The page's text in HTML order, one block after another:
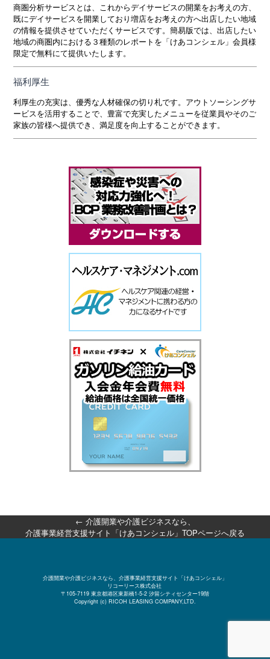
商圏分析サービスとは、これからデイサービスの開業をお考えの方、
既にデイサービスを開業しており増店をお考えの方へ出店したい地域
の情報を提供させていただくサービスです。簡易版では、出店したい
地域の商圏内における３種類のレポートを「けあコンシェル」会員様
限定で無料にて提供いたします。
福利厚生
利厚生の充実は、優秀な人材確保の切り札です。アウトソーシングサ
ービスを活用することで、豊富で充実したメニューを従業員やそのご
家族の皆様へ提供でき、満足度を向上することができます。
← 介護開業や介護ビジネスなら、
介護事業経営支援サイト「けあコンシェル」TOPページへ戻る
介護開業や介護ビジネスなら、介護事業経営支援サイト「けあコンシェル」
リコーリース株式会社
〒105-7119 東京都港区東新橋1-5-2 汐留シティセンター19階
Copyright (c) RICOH LEASING COMPANY,LTD.